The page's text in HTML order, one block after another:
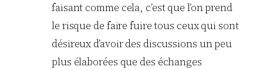
faisant comme cela, c’est que l’on prend
le risque de faire fuire tous ceux qui sont
désireux d’avoir des discussions un peu
plus élaborées que des échanges